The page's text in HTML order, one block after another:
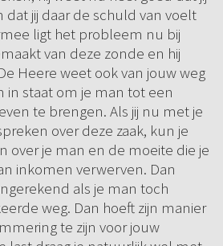
dat jij daar de schuld van voelt
ligt het probleem nu bij
van deze zonde en hij
Heere weet ook van jouw weg
in staat om je man tot een
te brengen. Als jij nu met je
over deze zaak, kun je
over je man en de moeite die je
inkomen verwerven. Dan
als je man toch
weg. Dan hoeft zijn manier
te zijn voor jouw